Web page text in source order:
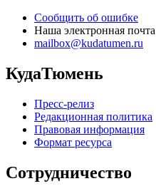
Сообщить об ошибке
Наша электронная почта
mailbox@kudatumen.ru
КудаТюмень
Пресс-релиз
Редакционная политика
Правовая информация
Формат ресурса
Сотрудничество